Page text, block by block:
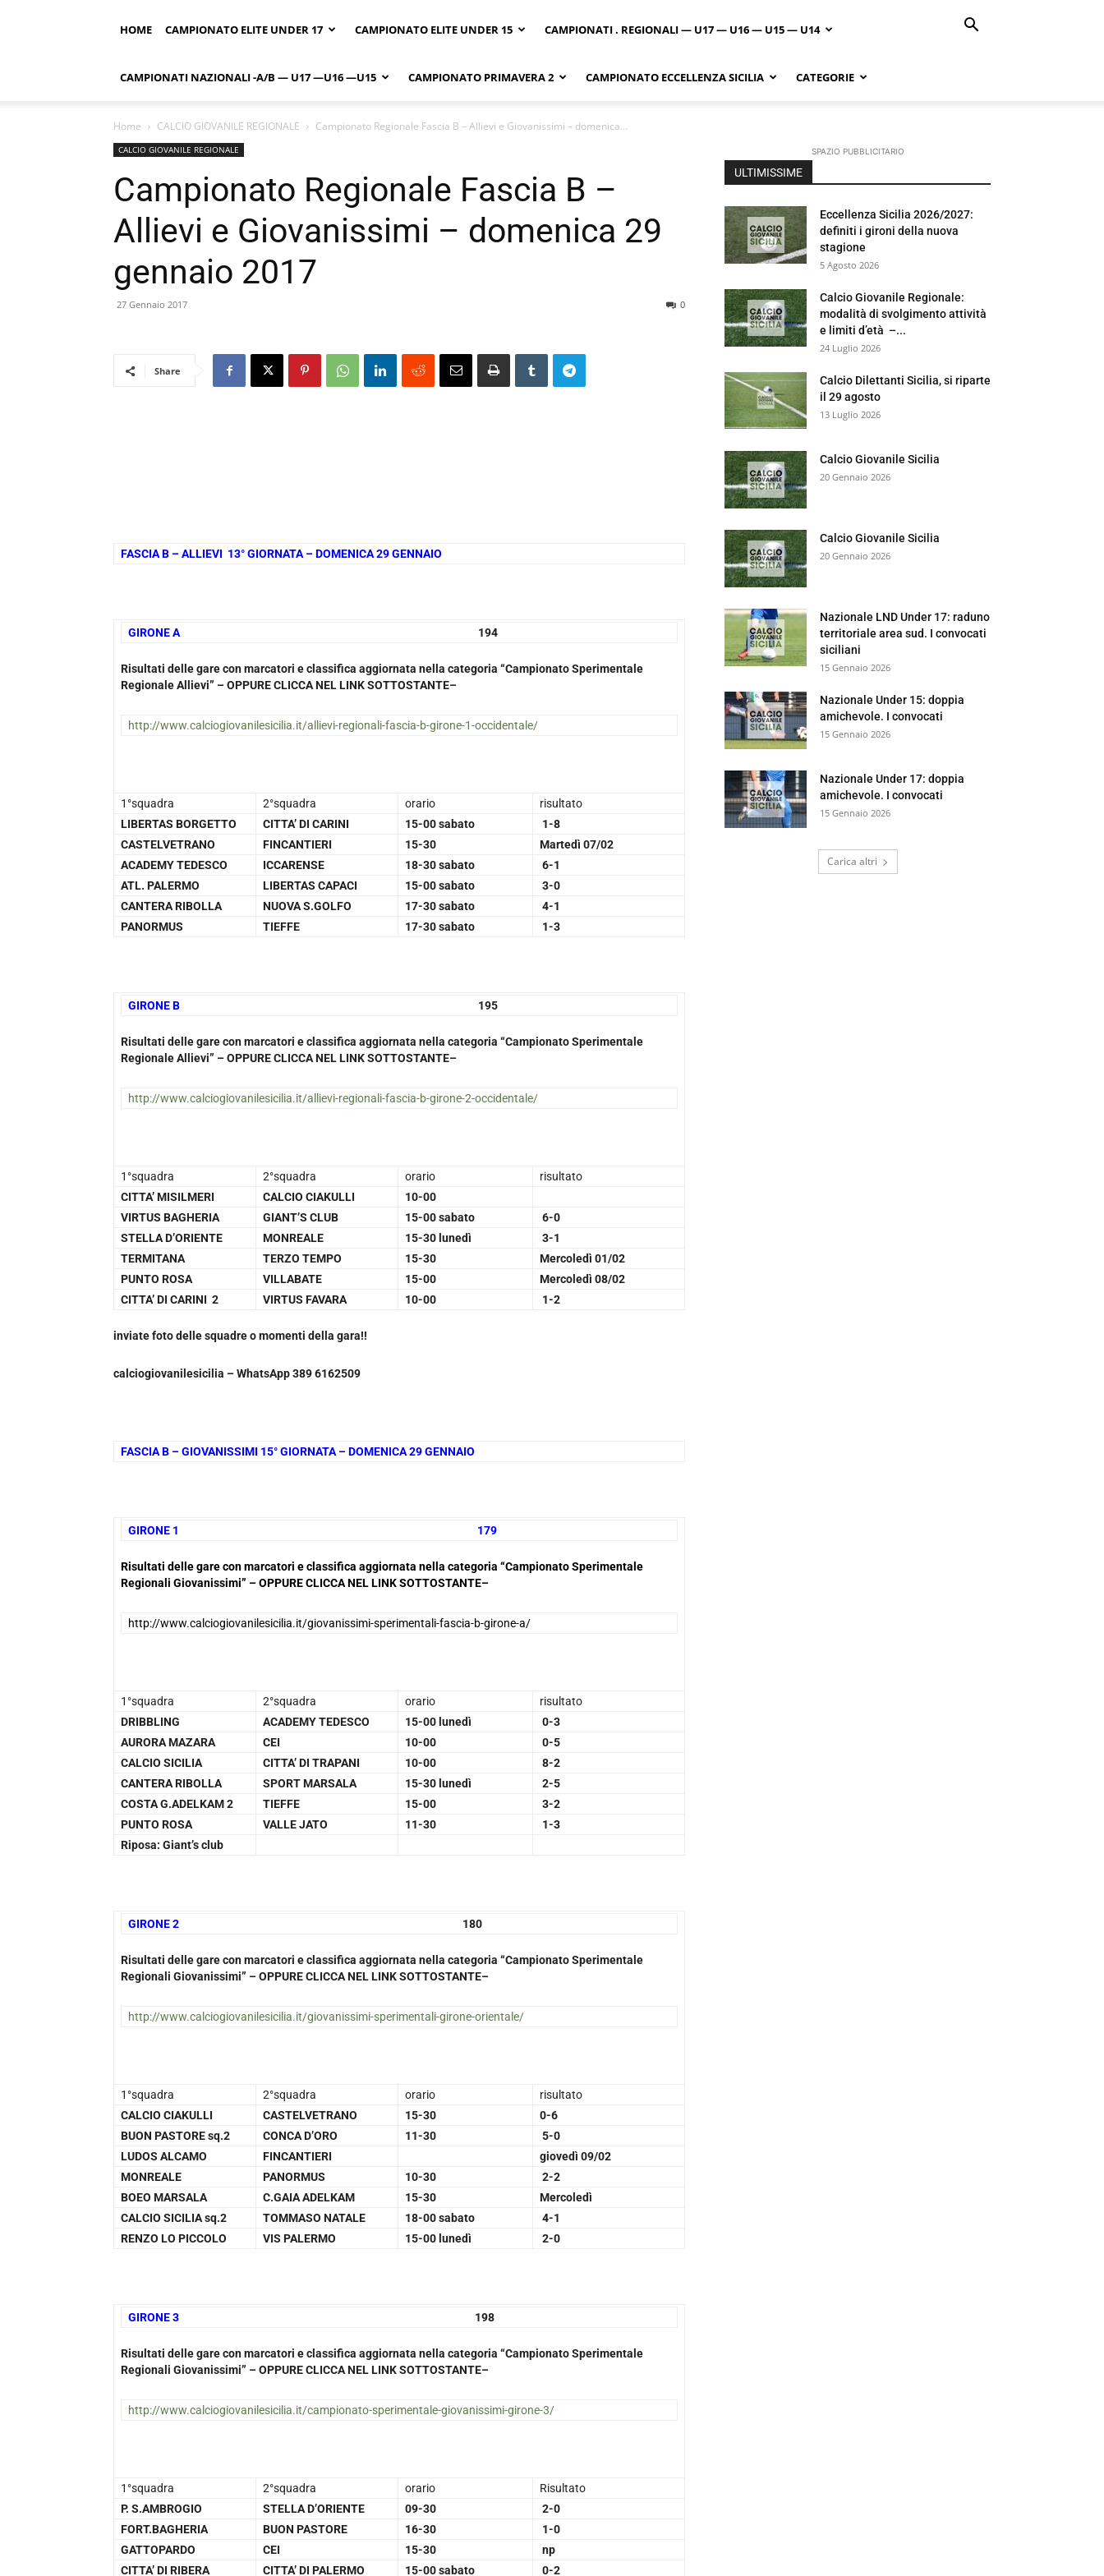
HOME CAMPIONATO ELITE UNDER 17 CAMPIONATO ELITE UNDER 15 CAMPIONATI . REGIONALI — U17 — U16 — U15 — U14
CAMPIONATI NAZIONALI -A/B — U17 —U16 —U15 CAMPIONATO PRIMAVERA 2 CAMPIONATO ECCELLENZA SICILIA CATEGORIE
Home CALCIO GIOVANILE REGIONALE Campionato Regionale Fascia B – Allievi e Giovanissimi – domenica...
CALCIO GIOVANILE REGIONALE
Campionato Regionale Fascia B –
Allievi e Giovanissimi – domenica 29
gennaio 2017
27 Gennaio 2017 0
Share
FASCIA B – ALLIEVI 13° GIORNATA – DOMENICA 29 GENNAIO
GIRONE A 194
Risultati delle gare con marcatori e classifica aggiornata nella categoria “Campionato Sperimentale
Regionale Allievi” – OPPURE CLICCA NEL LINK SOTTOSTANTE–
http://www.calciogiovanilesicilia.it/allievi-regionali-fascia-b-girone-1-occidentale/
1°squadra 2°squadra orario
risultato
LIBERTAS BORGETTO
CITTA’ DI CARINI 15-00 sabato
1-8
CASTELVETRANO
FINCANTIERI 15-30
Martedì 07/02
ACADEMY TEDESCO
ICCARENSE 18-30 sabato
6-1
ATL. PALERMO
LIBERTAS CAPACI 15-00 sabato
3-0
CANTERA RIBOLLA
NUOVA S.GOLFO 17-30 sabato
4-1
PANORMUS
TIEFFE 17-30 sabato 1-3
GIRONE B 195
Risultati delle gare con marcatori e classifica aggiornata nella categoria “Campionato Sperimentale
Regionale Allievi” – OPPURE CLICCA NEL LINK SOTTOSTANTE–
http://www.calciogiovanilesicilia.it/allievi-regionali-fascia-b-girone-2-occidentale/
1°squadra 2°squadra orario
risultato
CITTA’ MISILMERI
CALCIO CIAKULLI
10-00
VIRTUS BAGHERIA
GIANT’S CLUB 15-00 sabato
6-0
STELLA D’ORIENTE
MONREALE 15-30 lunedì
3-1
TERMITANA
TERZO TEMPO 15-30
Mercoledì 01/02
PUNTO ROSA
VILLABATE 15-00
Mercoledì 08/02
CITTA’ DI CARINI 2
VIRTUS FAVARA 10-00 1-2
inviate foto delle squadre o momenti della gara!!
calciogiovanilesicilia –WhatsApp 389 6162509
FASCIA B – GIOVANISSIMI 15° GIORNATA – DOMENICA 29 GENNAIO
GIRONE 1 179
Risultati delle gare con marcatori e classifica aggiornata nella categoria “Campionato Sperimentale
Regionali Giovanissimi” – OPPURE CLICCA NEL LINK SOTTOSTANTE–
http://www.calciogiovanilesicilia.it/giovanissimi-sperimentali-fascia-b-girone-a/
1°squadra 2°squadra orario
risultato
DRIBBLING
ACADEMY TEDESCO 15-00 lunedì
0-3
AURORA MAZARA
CEI 10-00
0-5
CALCIO SICILIA
CITTA’ DI TRAPANI 10-00
8-2
CANTERA RIBOLLA
SPORT MARSALA 15-30 lunedì
2-5
COSTA G.ADELKAM 2
TIEFFE 15-00
3-2
PUNTO ROSA
VALLE JATO 11-30
1-3
Riposa: Giant’s club
GIRONE 2 180
Risultati delle gare con marcatori e classifica aggiornata nella categoria “Campionato Sperimentale
Regionali Giovanissimi” – OPPURE CLICCA NEL LINK SOTTOSTANTE–
http://www.calciogiovanilesicilia.it/giovanissimi-sperimentali-girone-orientale/
1°squadra 2°squadra orario
risultato
CALCIO CIAKULLI
CASTELVETRANO 15-30
0-6
BUON PASTORE sq.2
CONCA D’ORO 11-30
5-0
LUDOS ALCAMO
FINCANTIERI
giovedì 09/02
MONREALE
PANORMUS 10-30
2-2
BOEO MARSALA
C.GAIA ADELKAM 15-30
Mercoledì
CALCIO SICILIA sq.2
TOMMASO NATALE 18-00 sabato
4-1
RENZO LO PICCOLO
VIS PALERMO 15-00 lunedì 2-0
GIRONE 3 198
Risultati delle gare con marcatori e classifica aggiornata nella categoria “Campionato Sperimentale
Regionali Giovanissimi” – OPPURE CLICCA NEL LINK SOTTOSTANTE–
http://www.calciogiovanilesicilia.it/campionato-sperimentale-giovanissimi-girone-3/
1°squadra 2°squadra orario
Risultato
P. S.AMBROGIO
STELLA D’ORIENTE 09-30
2-0
FORT.BAGHERIA
BUON PASTORE 16-30
1-0
GATTOPARDO
CEI 15-30
np
CITTA’ DI RIBERA
CITTA’ DI PALERMO 15-00 sabato 0-2
SPAZIO PUBBLICITARIO
ULTIMISSIME
Eccellenza Sicilia 2026/2027:
definiti i gironi della nuova
stagione
5 Agosto 2026
Calcio Giovanile Regionale:
modalità di svolgimento attività
e limiti d’età –...
24 Luglio 2026
Calcio Dilettanti Sicilia, si riparte
il 29 agosto
13 Luglio 2026
Calcio Giovanile Sicilia
20 Gennaio 2026
Calcio Giovanile Sicilia
20 Gennaio 2026
Nazionale LND Under 17: raduno
territoriale area sud. I convocati
siciliani
15 Gennaio 2026
Nazionale Under 15: doppia
amichevole. I convocati
15 Gennaio 2026
Nazionale Under 17: doppia
amichevole. I convocati
15 Gennaio 2026
Carica altri